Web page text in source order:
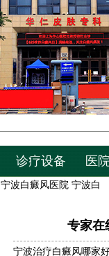
诊疗设备 医
宁波白癜风医院 宁波白
专家在
宁波治疗白癜风哪家